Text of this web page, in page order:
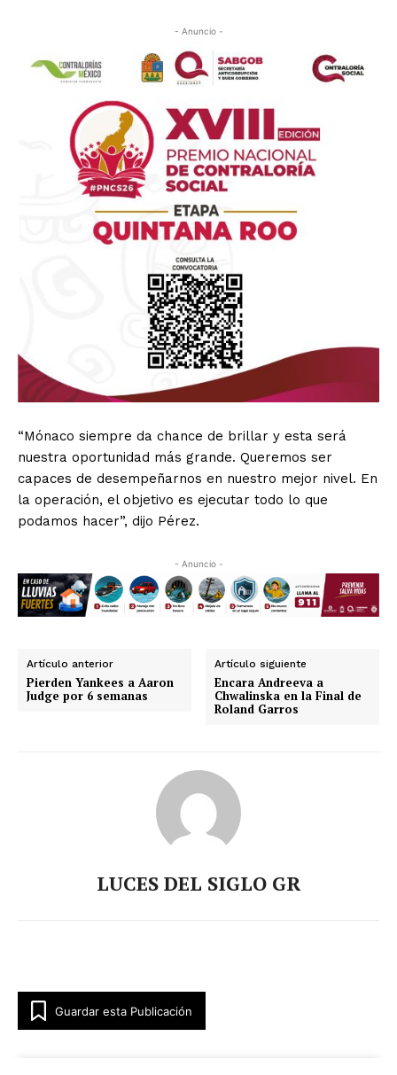
- Anuncio -
“Mónaco siempre da chance de brillar y esta será
nuestra oportunidad más grande. Queremos ser
capaces de desempeñarnos en nuestro mejor nivel. En
la operación, el objetivo es ejecutar todo lo que
podamos hacer”, dijo Pérez.
- Anuncio -
Artículo anterior
Pierden Yankees a Aaron
Judge por 6 semanas
Artículo siguiente
Encara Andreeva a
Chwalinska en la Final de
Roland Garros
LUCES DEL SIGLO GR
Guardar esta Publicación